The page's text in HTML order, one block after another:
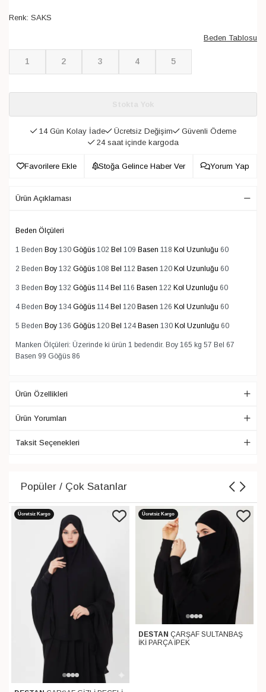
Renk: SAKS
Beden Tablosu
1 2 3 4 5
14 Gün Kolay İade Ücretsiz Değişim
Güvenli Ödeme
24 saat içinde kargoda
Favorilere Ekle Stoğa Gelince Haber Ver Yorum Yap
Ürün Açıklaması
Beden Ölçüleri
1 Beden Boy 130 Göğüs 102 Bel 109 Basen 118 Kol Uzunluğu 60
2 Beden Boy 132 Göğüs 108 Bel 112 Basen 120 Kol Uzunluğu 60
3 Beden Boy 132 Göğüs 114 Bel 116 Basen 122 Kol Uzunluğu 60
4 Beden Boy 134 Göğüs 114 Bel 120 Basen 126 Kol Uzunluğu 60
5 Beden Boy 136 Göğüs 120 Bel 124 Basen 130 Kol Uzunluğu 60
Manken Ölçüleri: Üzerinde ki ürün 1 bedendir. Boy 165 kg 57 Bel 67
Basen 99 Göğüs 86
Ürün Özellikleri
Ürün Yorumları
Taksit Seçenekleri
Popüler / Çok Satanlar
Ücretsiz Kargo Ücretsiz Kargo
DESTAN ÇARŞAF SULTANBAŞ
İKİ PARÇA İPEK